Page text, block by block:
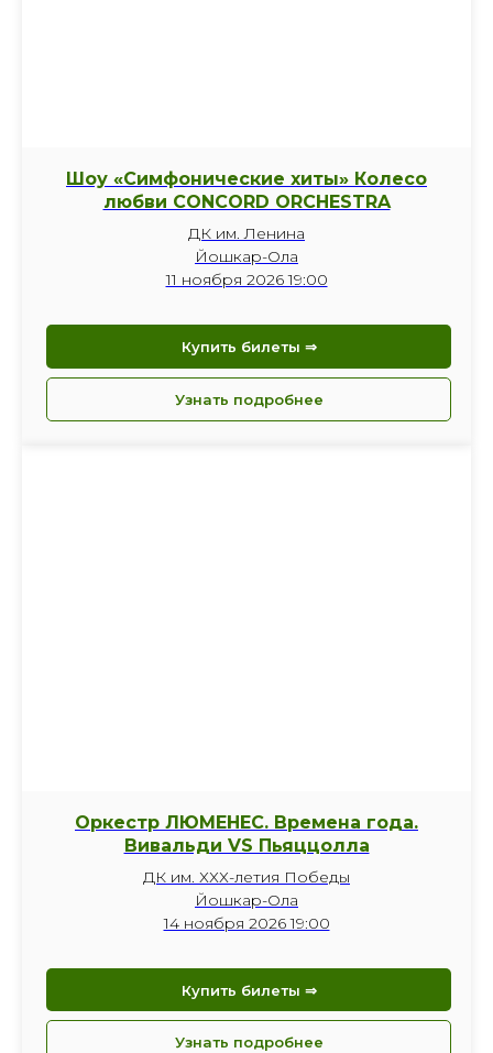
Шоу «Симфонические хиты» Колесо
любви CONCORD ORCHESTRA
ДК им. Ленина
Йошкар-Ола
11 ноября 2026 19:00
Купить билеты ⇒
Узнать подробнее
Оркестр ЛЮМЕНЕС. Времена года.
Вивальди VS Пьяццолла
ДК им. ХХХ-летия Победы
Йошкар-Ола
14 ноября 2026 19:00
Купить билеты ⇒
Узнать подробнее